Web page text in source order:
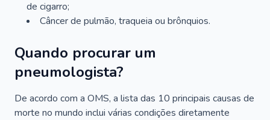
de cigarro;
Câncer de pulmão, traqueia ou brônquios.
Quando procurar um
pneumologista?
De acordo com a OMS, a lista das 10 principais causas de
morte no mundo inclui várias condições diretamente